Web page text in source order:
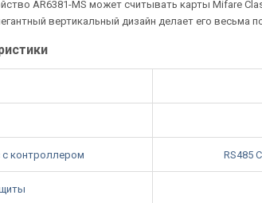
AR6381-MS может считывать карты Mifare
вертикальный дизайн делает его
контроллером RS485